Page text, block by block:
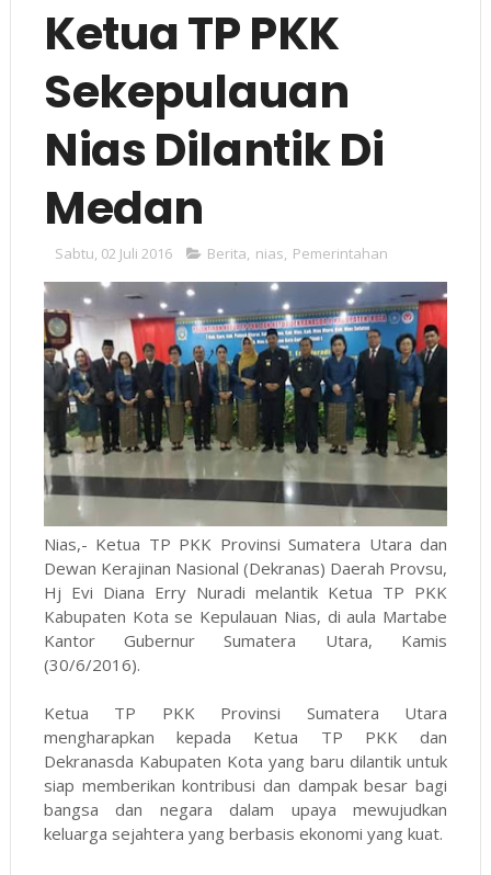
Ketua TP PKK
Sekepulauan
Nias Dilantik Di
Medan
Sabtu, 02 Juli 2016 Berita, nias, Pemerintahan
Nias,- Ketua TP PKK Provinsi Sumatera Utara dan
Dewan Kerajinan Nasional (Dekranas) Daerah Provsu,
Hj Evi Diana Erry Nuradi melantik Ketua TP PKK
Kabupaten Kota se Kepulauan Nias, di aula Martabe
Kantor Gubernur Sumatera Utara, Kamis
(30/6/2016).
Ketua TP PKK Provinsi Sumatera Utara
mengharapkan kepada Ketua TP PKK dan
Dekranasda Kabupaten Kota yang baru dilantik untuk
siap memberikan kontribusi dan dampak besar bagi
bangsa dan negara dalam upaya mewujudkan
keluarga sejahtera yang berbasis ekonomi yang kuat.